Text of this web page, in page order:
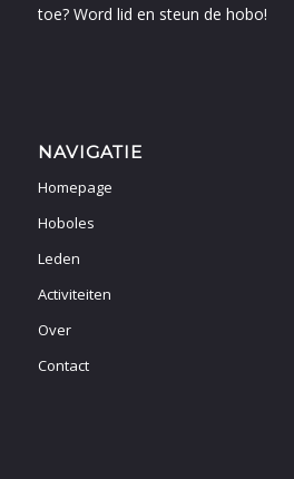
toe? Word lid en steun de hobo!
NAVIGATIE
Homepage
Hoboles
Leden
Activiteiten
Over
Contact